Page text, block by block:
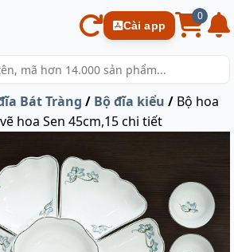
Cài app
0
Bát Tràng / Bộ đĩa kiểu / Bộ hoa
hoa Sen 45cm,15 chi tiết